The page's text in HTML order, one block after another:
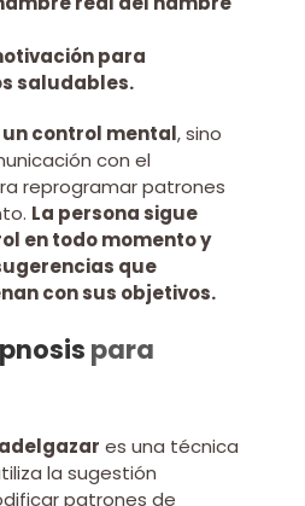
para
saludables.
un control mental, sino
con el
reprogramar patrones
La persona sigue
en todo momento y
que
con sus objetivos.
para
es una técnica
la sugestión
patrones de